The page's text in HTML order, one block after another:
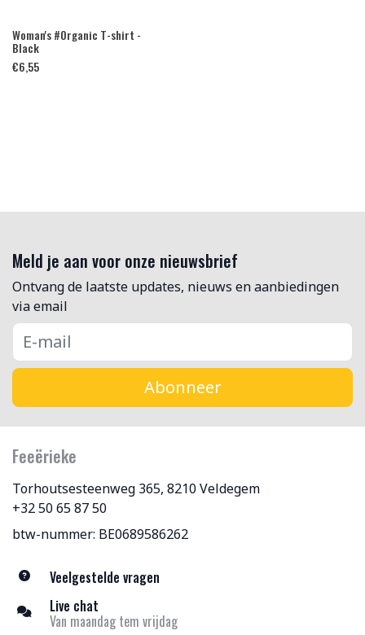
Woman's #Organic T-shirt -
Black
€6,55
Meld je aan voor onze nieuwsbrief
Ontvang de laatste updates, nieuws en aanbiedingen
via email
Abonneer
Feeërieke
Torhoutsesteenweg 365, 8210 Veldegem
+32 50 65 87 50
btw-nummer: BE0689586262
Veelgestelde vragen
Live chat
Van maandag tem vrijdag